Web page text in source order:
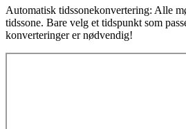
Automatisk tidssonekonvertering: Alle
tidssone. Bare velg et tidspunkt som
konverteringer er nødvendig!